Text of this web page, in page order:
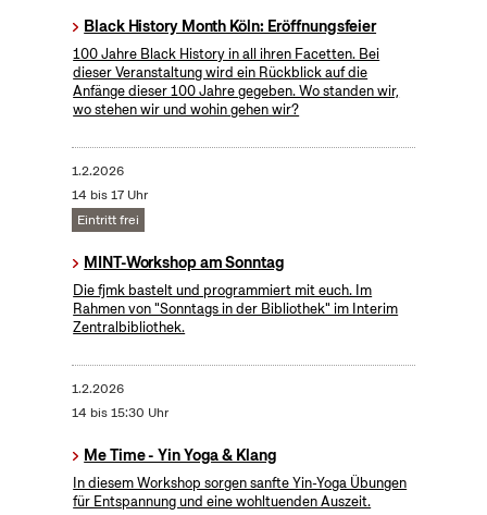
Black History Month Köln: Eröffnungsfeier
100 Jahre Black History in all ihren Facetten. Bei
dieser Veranstaltung wird ein Rückblick auf die
Anfänge dieser 100 Jahre gegeben. Wo standen wir,
wo stehen wir und wohin gehen wir?
1.2.2026
14 bis 17 Uhr
Eintritt frei
MINT-Workshop am Sonntag
Die fjmk bastelt und programmiert mit euch. Im
Rahmen von "Sonntags in der Bibliothek" im Interim
Zentralbibliothek.
1.2.2026
14 bis 15:30 Uhr
Me Time - Yin Yoga & Klang
In diesem Workshop sorgen sanfte Yin-Yoga Übungen
für Entspannung und eine wohltuenden Auszeit.